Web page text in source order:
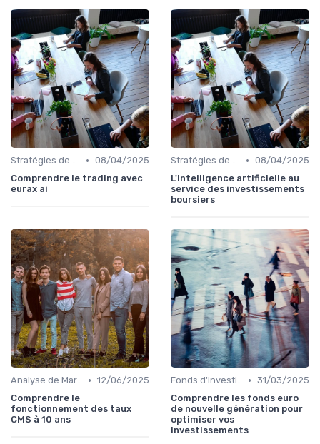
Stratégies de Trading • 08/04/2025
Comprendre le trading avec
eurax ai
Stratégies de Trading • 08/04/2025
L'intelligence artificielle au
service des investissements
boursiers
Analyse de Marché • 12/06/2025
Comprendre le
fonctionnement des taux
CMS à 10 ans
Fonds d'Investissement et ETF • 31/03/2025
Comprendre les fonds euro
de nouvelle génération pour
optimiser vos
investissements